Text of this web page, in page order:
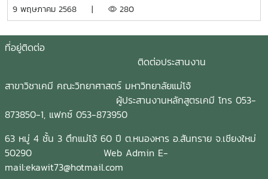
9 พฤษภาคม 2568 | 280
ที่อยู่ติดต่อ
ติดต่อประสานงาน
สาขาวิชาเคมี คณะวิทยาศาสตร์ มหาวิทยาลัยแม่โจ้
ผู้ประสานงานหลักสูตรเคมี โทร 053-
873850-1, แฟกซ์ 053-873950
63 หมู่ 4 ชั้น 3 ตึกแม่โจ้ 60 ปี ต.หนองหาร อ.สันทราย จ.เชียงใหม่
50290 Web Admin E-
mail:ekawit73@hotmail.com